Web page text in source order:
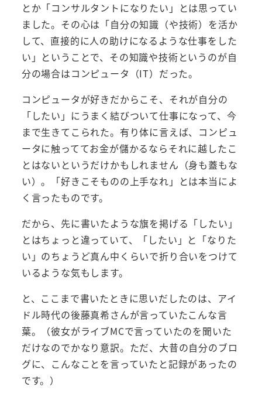
とか「コンサルタントになりたい」とは思ってい
ました。その心は「自分の知識（や技術）を活か
して、直接的に人の助けになるような仕事をした
い」ということで、その知識や技術というのが自
分の場合はコンピュータ（IT）だった。
コンピュータが好きだからこそ、それが自分の
「したい」にうまく結びついて仕事になって、今
まで生きてこられた。有り体に言えば、コンピュ
ータに触っててお金が儲かるならそれに越したこ
とはないというだけかもしれません（身も蓋もな
い）。「好きこそものの上手なれ」とは本当によ
く言ったものです。
だから、先に書いたような旗を掲げる「したい」
とはちょっと違っていて、「したい」と「なりた
い」のちょうど真ん中くらいで折り合いをつけて
いるような気もします。
と、ここまで書いたときに思いだしたのは、アイ
ドル時代の後藤真希さんが言っていたこんな言
葉。（彼女がライブMCで言っていたのを聞いた
だけなのでかなり意訳。ただ、大昔の自分のブロ
グに、こんなことを言っていたと記録があったの
です。）